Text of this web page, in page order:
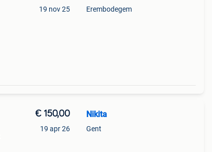
19 nov 25 Erembodegem
€ 150,00
19 apr 26
Nikita
Gent